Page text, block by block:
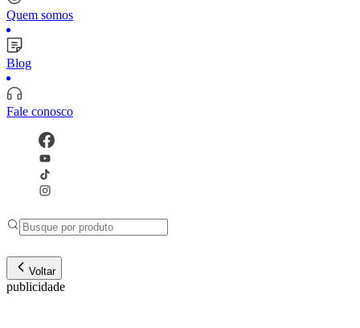
Quem somos
Blog
Fale conosco
Voltar
publicidade